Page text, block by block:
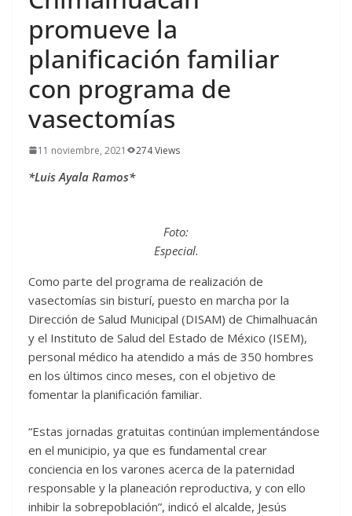
promueve la
planificación familiar
con programa de
vasectomías
11 noviembre, 2021 274 Views
*Luis Ayala Ramos*
Foto:
Especial.
Como parte del programa de realización de
vasectomías sin bisturí, puesto en marcha por la
Dirección de Salud Municipal (DISAM) de Chimalhuacán
y el Instituto de Salud del Estado de México (ISEM),
personal médico ha atendido a más de 350 hombres
en los últimos cinco meses, con el objetivo de
fomentar la planificación familiar.
“Estas jornadas gratuitas continúan implementándose
en el municipio, ya que es fundamental crear
conciencia en los varones acerca de la paternidad
responsable y la planeación reproductiva, y con ello
inhibir la sobrepoblación”, indicó el alcalde, Jesús